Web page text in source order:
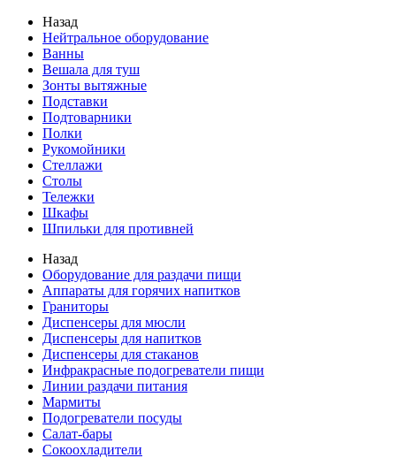
Назад
Нейтральное оборудование
Ванны
Вешала для туш
Зонты вытяжные
Подставки
Подтоварники
Полки
Рукомойники
Стеллажи
Столы
Тележки
Шкафы
Шпильки для противней
Назад
Оборудование для раздачи пищи
Аппараты для горячих напитков
Граниторы
Диспенсеры для мюсли
Диспенсеры для напитков
Диспенсеры для стаканов
Инфракрасные подогреватели пищи
Линии раздачи питания
Мармиты
Подогреватели посуды
Салат-бары
Сокоохладители